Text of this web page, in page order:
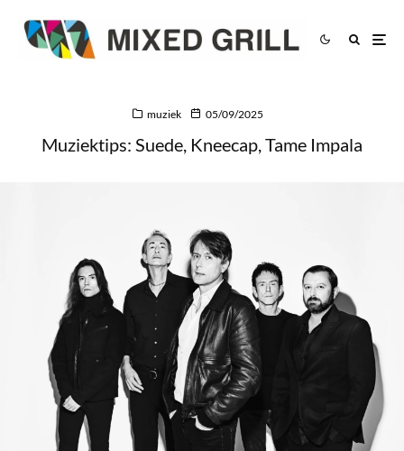
muziek 05/09/2025
Muziektips: Suede, Kneecap, Tame Impala